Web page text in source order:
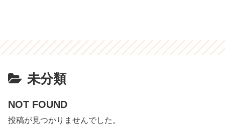
未分類
NOT FOUND
投稿が見つかりませんでした。